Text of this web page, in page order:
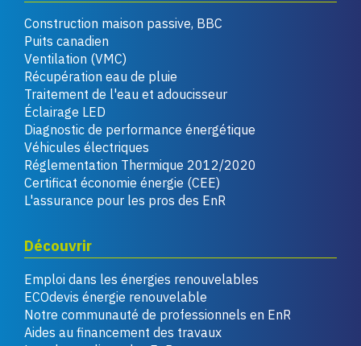
Construction maison passive, BBC
Puits canadien
Ventilation (VMC)
Récupération eau de pluie
Traitement de l'eau et adoucisseur
Éclairage LED
Diagnostic de performance énergétique
Véhicules électriques
Réglementation Thermique 2012/2020
Certificat économie énergie (CEE)
L'assurance pour les pros des EnR
Découvrir
Emploi dans les énergies renouvelables
ECOdevis énergie renouvelable
Notre communauté de professionnels en EnR
Aides au financement des travaux